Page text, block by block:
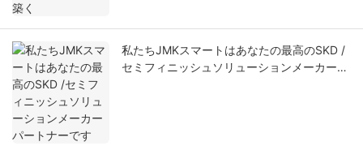
私たちJMKスマートはあなたの最高のSKD /
セミフィニッシュソリューションメーカーパ